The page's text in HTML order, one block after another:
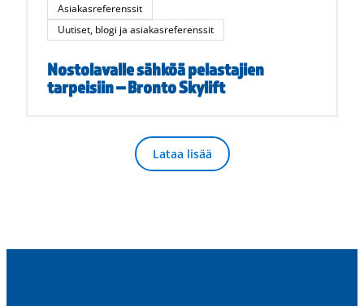
Asiakasreferenssit
Uutiset, blogi ja asiakasreferenssit
Nostolavalle sähköä pelastajien
tarpeisiin – Bronto Skylift
Lataa lisää